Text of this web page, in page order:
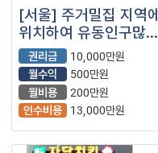
[서울] 주거밀집 지역에
위치하여 유동인구많은
스터디카페를
소개합니다
권리금
10,000만원
월수익
500만원
월비용
200만원
인수비용
13,000만원